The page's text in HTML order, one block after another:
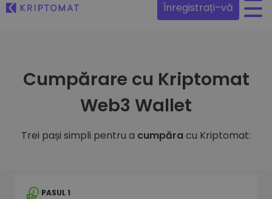
Înregistrați–vă
Cumpărare cu Kriptomat
Web3 Wallet
Trei pași simpli pentru a cumpăracu Kriptomat:
PASUL 1